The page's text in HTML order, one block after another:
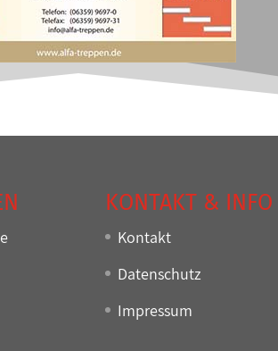
KONTAKT & INFO
Kontakt
Datenschutz
Impressum